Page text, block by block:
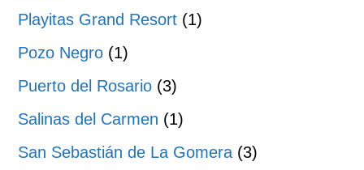
Playitas Grand Resort (1)
Pozo Negro (1)
Puerto del Rosario (3)
Salinas del Carmen (1)
San Sebastián de La Gomera (3)